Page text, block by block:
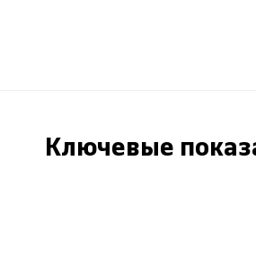
Ключевые